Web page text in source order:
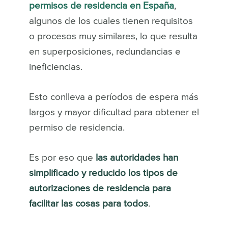
permisos de residencia en España,
algunos de los cuales tienen requisitos
o procesos muy similares, lo que resulta
en superposiciones, redundancias e
ineficiencias.
Esto conlleva a períodos de espera más
largos y mayor dificultad para obtener el
permiso de residencia.
Es por eso que las autoridades han
simplificado y reducido los tipos de
autorizaciones de residencia para
facilitar las cosas para todos.